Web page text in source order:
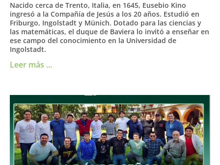
Nacido cerca de Trento, Italia, en 1645, Eusebio Kino
ingresó a la Compañía de Jesús a los 20 años. Estudió en
Friburgo, Ingolstadt y Münich. Dotado para las ciencias y
las matemáticas, el duque de Baviera lo invitó a enseñar en
ese campo del conocimiento en la Universidad de
Ingolstadt.
Leer más ...